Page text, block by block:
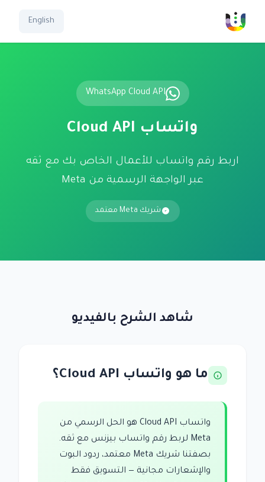
English
WhatsApp Cloud API
واتساب Cloud API
اربط رقم واتساب للأعمال الخاص بك مع ثقه
عبر الواجهة الرسمية من Meta
شريك Meta معتمد
شاهد الشرح بالفيديو
ما هو واتساب Cloud API؟
واتساب Cloud API هو الحل الرسمي من
Meta لربط رقم واتساب بيزنس مع ثقه.
بصفتنا شريك Meta معتمد، ردود البوت
والإشعارات مجانية — التسويق فقط